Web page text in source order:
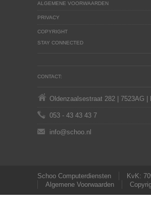
ALGEMENE VOORWAARDEN
PRIVACY
COPYRIGHT
STAY CONNECTED
CONTACT:
Oldenzaalsestraat 282 | 7523AG |
053 - 43 43 43 7
info@schoo.nl
Schoo Computerdiensten
KvK:
Algemene Voorwaarden